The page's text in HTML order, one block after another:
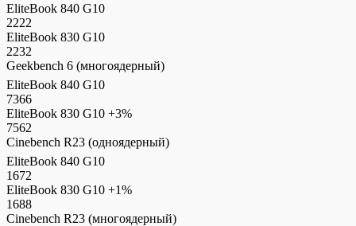
EliteBook 840 G10
2222
EliteBook 830 G10
2232
Geekbench 6 (многоядерный)
EliteBook 840 G10
7366
EliteBook 830 G10 +3%
7562
Cinebench R23 (одноядерный)
EliteBook 840 G10
1672
EliteBook 830 G10 +1%
1688
Cinebench R23 (многоядерный)